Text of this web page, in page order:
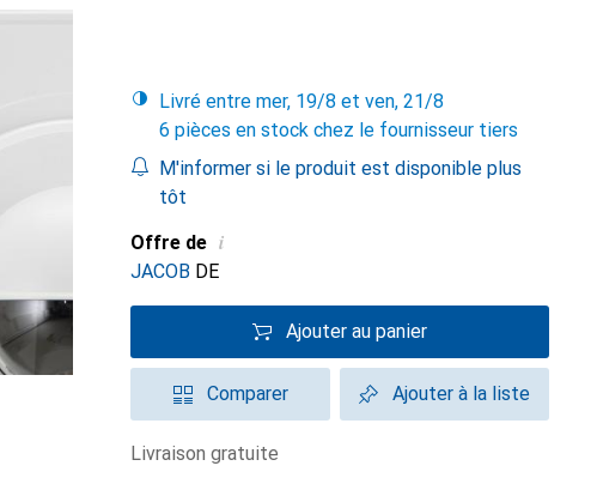
Livré entre mer, 19/8 et ven, 21/8
6 pièces en stock chez le fournisseur tiers
M'informer si le produit est disponible plus
tôt
Offre de i
JACOB DE
Ajouter au panier
Comparer Ajouter à la liste
livraison gratuite